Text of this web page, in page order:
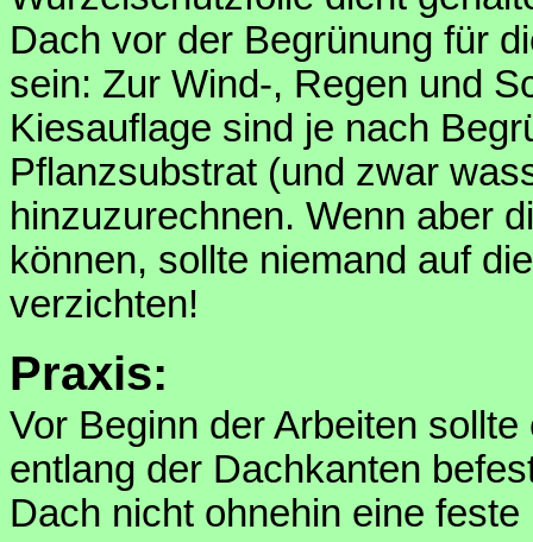
Dach vor der Begrünung für
sein: Zur Wind-, Regen und
Kiesauflage sind je nach
Pflanzsubstrat (und zwar
hinzuzurechnen. Wenn aber
können, sollte niemand auf
verzichten!
Praxis:
Vor Beginn der Arbeiten
entlang der Dachkanten
Dach nicht ohnehin eine feste